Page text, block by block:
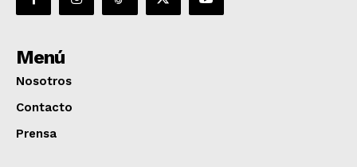
Menú
Nosotros
Contacto
Prensa